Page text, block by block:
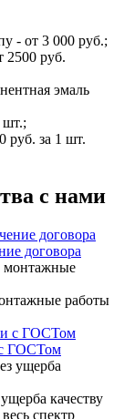
- от 3 000 руб.;
2500 руб.
эмаль
шт.;
руб. за 1 шт.
с нами
договора
работы
с ГОСТом
качеству